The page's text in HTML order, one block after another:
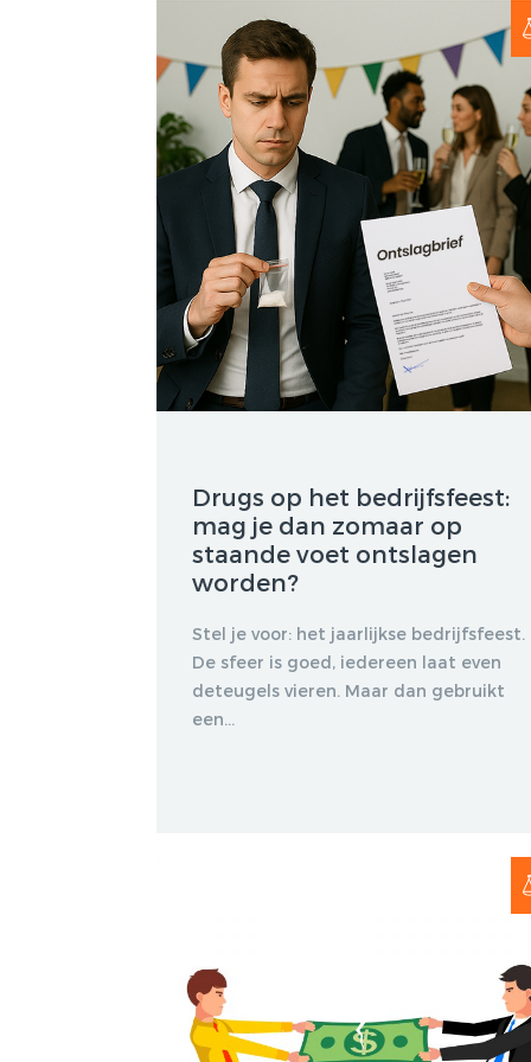
Drugs op het bedrijfsfeest:
mag je dan zomaar op
staande voet ontslagen
worden?
Stel je voor: het jaarlijkse bedrijfsfeest.
De sfeer is goed, iedereen laat even
deteugels vieren. Maar dan gebruikt
een...